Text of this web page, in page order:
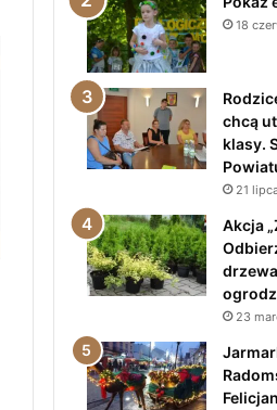
18
chcą
klasy.
21
Akcja
23